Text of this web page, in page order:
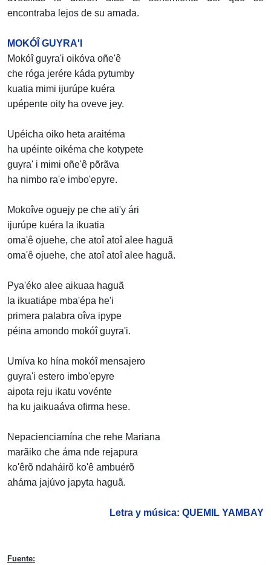
encontraba lejos de su amada.
MOKÓÎ GUYRA'I
Mokóî guyra'i oikóva oñe'ê
che róga jerére káda pytumby
kuatia mimi ijurúpe kuéra
upépente oity ha oveve jey.
Upéicha oiko heta araitéma
ha upéinte oikéma che kotypete
guyra' i mimi oñe'ê põrãva
ha nimbo ra'e imbo'epyre.
Mokoîve oguejy pe che ati'y ári
ijurúpe kuéra la ikuatia
oma'ê ojuehe, che atoî atoî alee haguã
oma'ê ojuehe, che atoî atoî alee haguã.
Pya'éko alee aikuaa haguã
la ikuatiápe mba'épa he'i
primera palabra oîva ipype
péina amondo mokóî guyra'i.
Umíva ko hína mokóî mensajero
guyra'i estero imbo'epyre
aipota reju ikatu vovénte
ha ku jaikuaáva ofirma hese.
Nepacienciamína che rehe Mariana
marãiko che áma nde rejapura
ko'êrõ ndaháirõ ko'ê ambuérõ
aháma jajúvo japyta haguã.
Letra y música: QUEMIL YAMBAY
Fuente: